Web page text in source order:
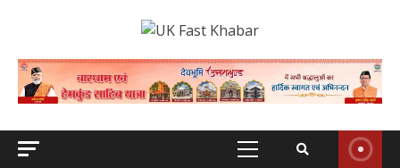
Primary